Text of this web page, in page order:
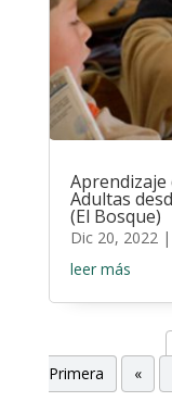
Aprendizaje
Adultas
(El Bosque)
Dic 20, 2022|
leer más
Primera
«